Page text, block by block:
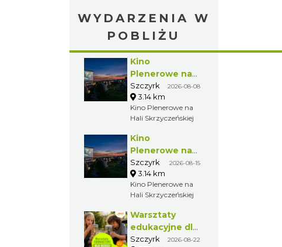
1 2 3 … 6
WYDARZENIA W
POBLIŻU
Kino
Plenerowe na
Hali
Skrzyczeńskiej
Szczyrk 2026-08-08
3.14 km
Kino Plenerowe na
Hali Skrzyczeńskiej
Kino
Plenerowe na
Hali
Szczyrk 2026-08-15